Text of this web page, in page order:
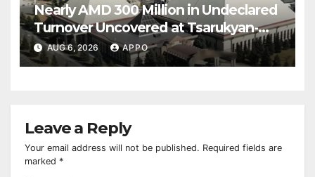
Nearly AMD 300 Million in Undeclared
Turnover Uncovered at Tsarukyan-
Owned Entertainment Center
AUG 6, 2026 APPO
Leave a Reply
Your email address will not be published. Required fields are
marked *